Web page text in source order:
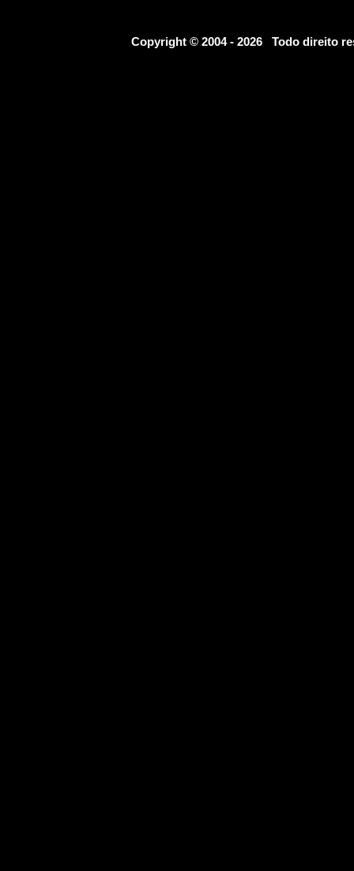
Copyright © 2004 - 2026 Todo direito